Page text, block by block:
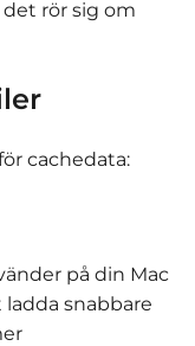
rör sig om
cachedata:
på din Mac
snabbare